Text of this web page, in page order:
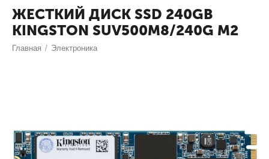
ЖЕСТКИЙ ДИСК SSD 240GB
KINGSTON SUV500M8/240G M2
Главная / Электроника